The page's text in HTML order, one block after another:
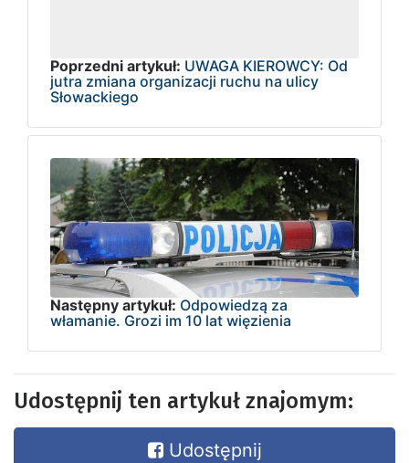
Poprzedni artykuł: UWAGA KIEROWCY: Od
jutra zmiana organizacji ruchu na ulicy
Słowackiego
Następny artykuł: Odpowiedzą za
włamanie. Grozi im 10 lat więzienia
Udostępnij ten artykuł znajomym:
Udostępnij